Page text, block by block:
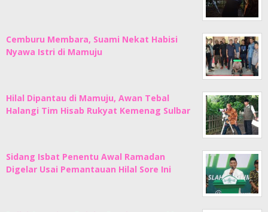
Cemburu Membara, Suami Nekat Habisi
Nyawa Istri di Mamuju
Hilal Dipantau di Mamuju, Awan Tebal
Halangi Tim Hisab Rukyat Kemenag Sulbar
Sidang Isbat Penentu Awal Ramadan
Digelar Usai Pemantauan Hilal Sore Ini